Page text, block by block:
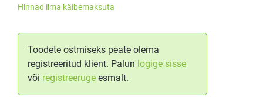
Hinnad ilma käibemaksuta
Toodete ostmiseks peate olema
registreeritud klient. Palun logige sisse
või registreeruge esmalt.